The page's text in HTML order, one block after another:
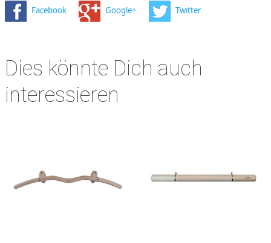
Facebook Google+ Twitter
Dies könnte Dich auch
interessieren